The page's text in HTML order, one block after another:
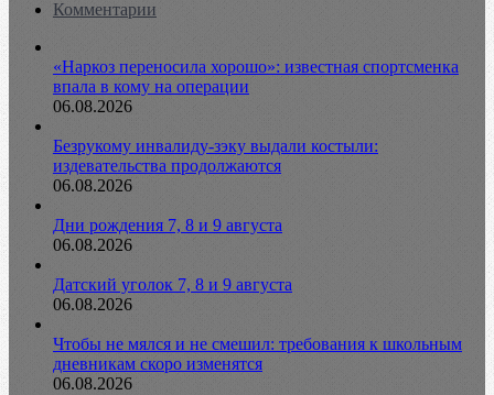
Комментарии
«Наркоз переносила хорошо»: известная спортсменка
впала в кому на операции
06.08.2026
Безрукому инвалиду-зэку выдали костыли:
издевательства продолжаются
06.08.2026
Дни рождения 7, 8 и 9 августа
06.08.2026
Датский уголок 7, 8 и 9 августа
06.08.2026
Чтобы не мялся и не смешил: требования к школьным
дневникам скоро изменятся
06.08.2026